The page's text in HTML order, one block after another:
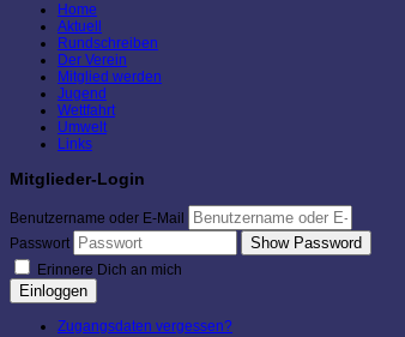
Home
Aktuell
Rundschreiben
Der Verein
Mitglied werden
Jugend
Wettfahrt
Umwelt
Links
Mitglieder-Login
Benutzername oder E-Mail
Passwort
Show Password
Erinnere Dich an mich
Einloggen
Zugangsdaten vergessen?